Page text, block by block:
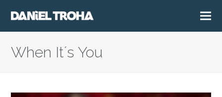
When It´s You